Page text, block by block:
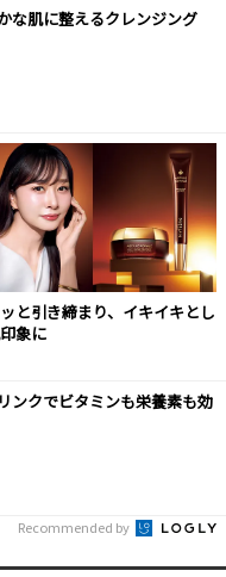
な肌に整えるクレンジング
と引き締まり、イキイキとし
象に
ンクでビタミンも栄養素も効
Recommended by